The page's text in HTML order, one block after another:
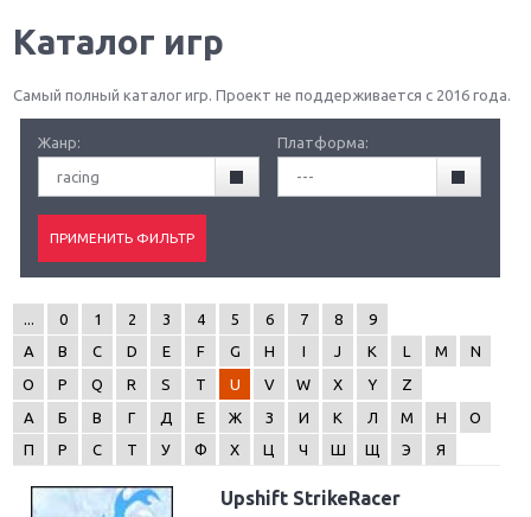
Каталог игр
Самый полный каталог игр. Проект не поддерживается с 2016 года.
Жанр:
racing
Платформа:
---
0 1 2 3 4 5 6 7 8
9
A
B C D E F G H I J K L M
N
O
P Q R S T U V W X Y
Z
А
Б В Г Д Е Ж З И К Л М Н
О
П
Р С Т У Ф Х Ц Ч Ш Щ Э Я
Upshift StrikeRacer